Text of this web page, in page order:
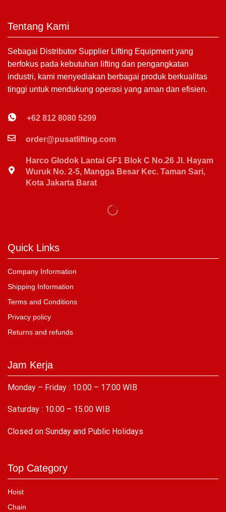
Tentang Kami
Sebagai Distributor Supplier Lifting Equipment yang
berfokus pada kebutuhan lifting dan pengangkatan
industri, kami menyediakan berbagai produk berkualitas
tinggi untuk mendukung operasi yang aman dan efisien.
+62 812 8080 5299
order@pusatlifting.com
Harco Glodok Lantai GF1 Blok C No.26 Jl. Hayam
Wuruk No. 2-5, Mangga Besar Kec. Taman Sari,
Kota Jakarta Barat
Quick Links
Company Information
Shipping Information
Terms and Conditions
Privacy policy
Returns and refunds
Jam Kerja
Monday – Friday : 10:00 – 17:00 WIB
Saturday : 10.00 – 15.00 WIB
Closed on Sunday and Public Holidays
Top Category
Hoist
Chain